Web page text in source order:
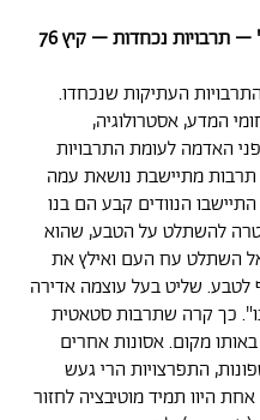
תרבויות נכחדות – קיץ 76
התרבויות העתיקות שנכחדו.
המדע, אסטרולוגיה,
האדמה לעומת התרבויות
תרבות מתיישבת נושאת עמה
הנוודים קבע הם בנו
להשתלט על הטבע, שהוא
השתלט עח העם ואילץ את
שליט בעל עוצמה אדירה
כך קרה שתרבות סטאטית
מקום. אסונות אחרים
התפרצויות הרי געש
היוו תמיד מוטיבציה לחזור